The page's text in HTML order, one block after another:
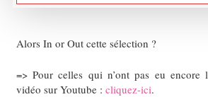
Alors In or Out cette sélection ?
=> Pour celles qui n’ont pas eu encore
vidéo sur Youtube : cliquez-ici.